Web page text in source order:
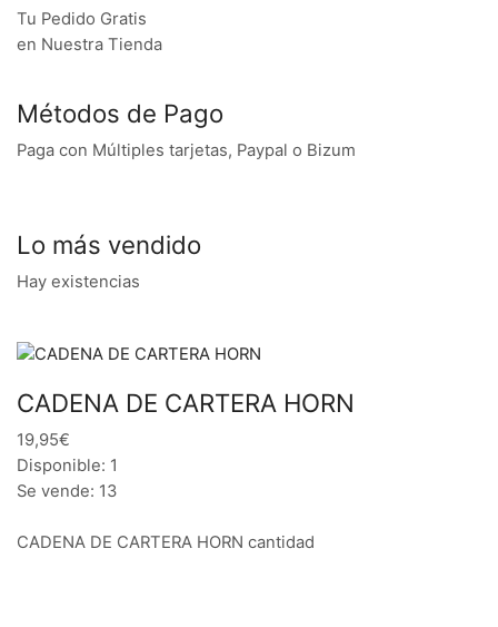
Tu Pedido Gratis
en Nuestra Tienda
Métodos de Pago
Paga con Múltiples tarjetas, Paypal o Bizum
Lo más vendido
Hay existencias
CADENA DE CARTERA HORN
19,95€
Disponible: 1
Se vende: 13
CADENA DE CARTERA HORN cantidad